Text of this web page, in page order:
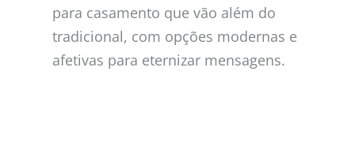
para casamento que vão além do
tradicional, com opções modernas e
afetivas para eternizar mensagens.